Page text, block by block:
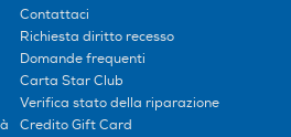
Contattaci
Richiesta diritto recesso
Domande frequenti
Carta Star Club
Verifica stato della riparazione
Credito Gift Card